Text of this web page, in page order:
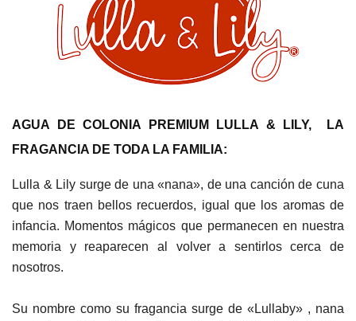
AGUA DE COLONIA PREMIUM LULLA & LILY, LA
FRAGANCIA DE TODA LA FAMILIA:
Lulla & Lily surge de una «nana», de una canción de cuna
que nos traen bellos recuerdos, igual que los aromas de
infancia. Momentos mágicos que permanecen en nuestra
memoria y reaparecen al volver a sentirlos cerca de
nosotros.
Su nombre como su fragancia surge de «Lullaby» , nana